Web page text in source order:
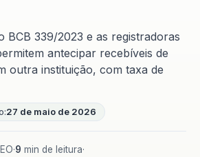
BCB 339/2023 e as registradoras
antecipar recebíveis de
outra instituição, com taxa de
27 de maio de 2026
·9 min de leitura·